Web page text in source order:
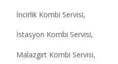
İncirlik Kombi Servisi,
İstasyon Kombi Servisi,
Malazgirt Kombi Servisi,